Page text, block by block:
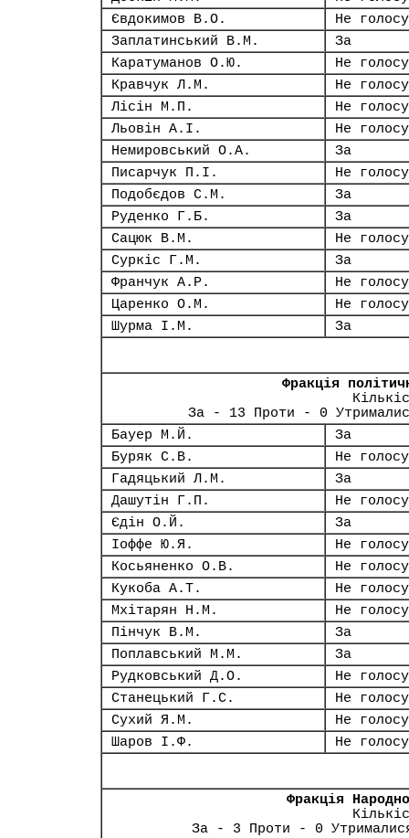
Євдокимов В.О.
Не
Заплатинський В.М.
За
Каратуманов О.Ю.
Не
Кравчук Л.М.
Не
Лісін М.П.
Не
Льовін А.І.
Не
Немировський О.А.
За
Писарчук П.І.
Не
Подобєдов С.М.
За
Руденко Г.Б.
За
Сацюк В.М.
Не
Суркіс Г.М.
За
Франчук А.Р.
Не
Царенко О.М.
Не
Шурма І.М.
За
Фракція
За - 13 Проти - 0
Бауер М.Й.
За
Буряк С.В.
Не
Гадяцький Л.М.
За
Дашутін Г.П.
Не
Єдін О.Й.
За
Іоффе Ю.Я.
Не
Косьяненко О.В.
Не
Кукоба А.Т.
Не
Мхітарян Н.М.
Не
Пінчук В.М.
За
Поплавський М.М.
За
Рудковський Д.О.
Не
Станецький Г.С.
Не
Сухий Я.М.
Не
Шаров І.Ф.
Не
Фракція
За - 3 Проти - 0